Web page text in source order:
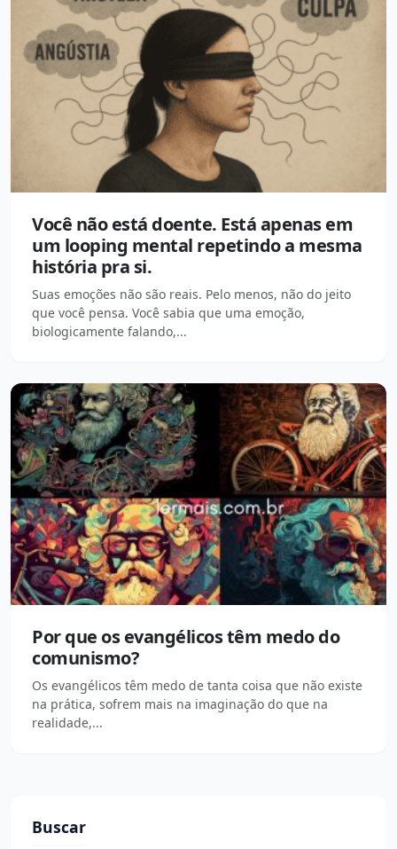
Você não está doente. Está apenas em
um looping mental repetindo a mesma
história pra si.
Suas emoções não são reais. Pelo menos, não do jeito
que você pensa. Você sabia que uma emoção,
biologicamente falando,...
Por que os evangélicos têm medo do
comunismo?
Os evangélicos têm medo de tanta coisa que não existe
na prática, sofrem mais na imaginação do que na
realidade,...
Buscar